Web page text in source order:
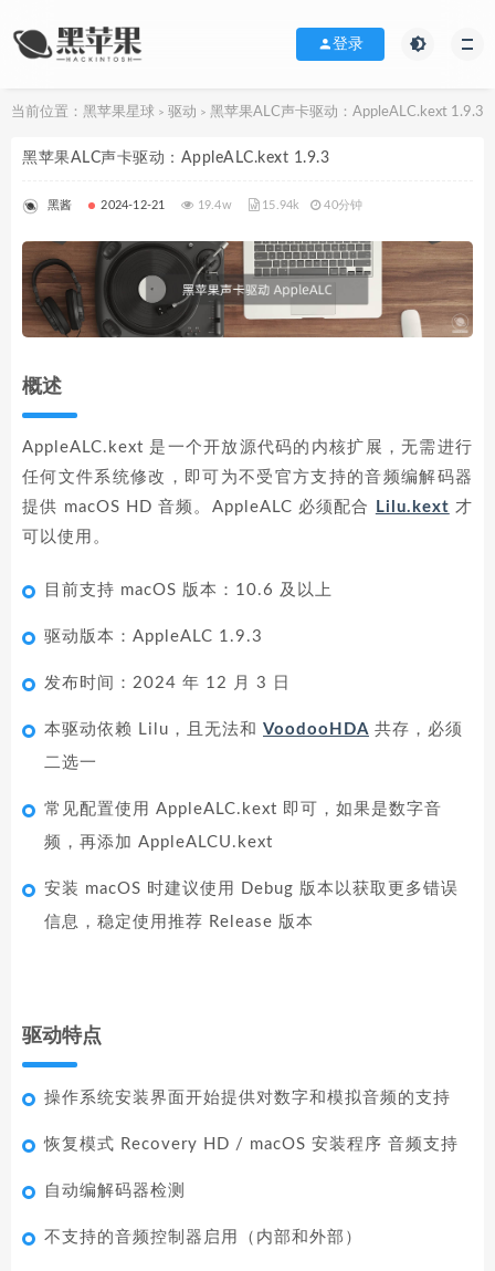
登录
当前位置： 黑苹果星球 > 驱动 > 黑苹果ALC声卡驱动：AppleALC.kext 1.9.3
黑苹果ALC声卡驱动：AppleALC.kext 1.9.3
黑酱 2024-12-21 19.4w 15.94k 40分钟
概述
AppleALC.kext 是一个开放源代码的内核扩展，无需进行
任何文件系统修改，即可为不受官方支持的音频编解码器
提供 macOS HD 音频。AppleALC 必须配合
Lilu.kext 才
可以使用。
目前支持 macOS 版本：10.6 及以上
驱动版本：AppleALC 1.9.3
发布时间：2024 年 12 月 3 日
本驱动依赖 Lilu，且无法和 VoodooHDA 共存，必须
二选一
常见配置使用 AppleALC.kext 即可，如果是数字音
频，再添加 AppleALCU.kext
安装 macOS 时建议使用 Debug 版本以获取更多错误
信息，稳定使用推荐 Release 版本
驱动特点
操作系统安装界面开始提供对数字和模拟音频的支持
恢复模式 Recovery HD / macOS 安装程序 音频支持
自动编解码器检测
不支持的音频控制器启用（内部和外部）